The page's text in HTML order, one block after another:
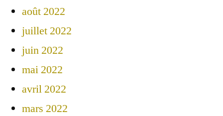
août 2022
juillet 2022
juin 2022
mai 2022
avril 2022
mars 2022